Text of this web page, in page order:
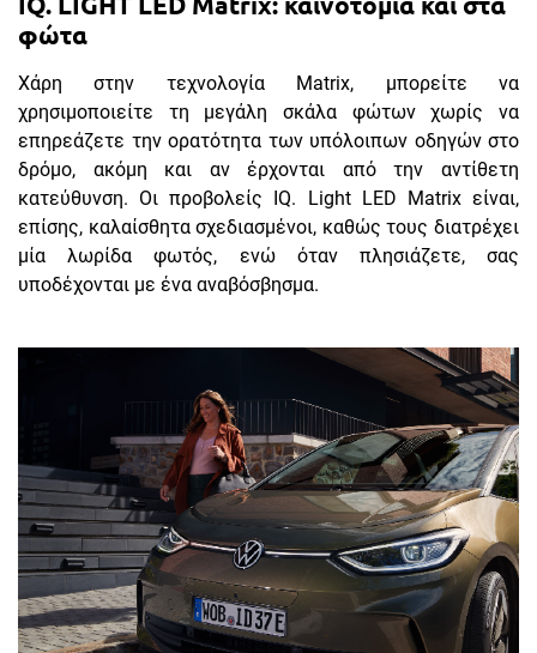
φώτα
Χάρη στην τεχνολογία Matrix, μπορείτε να
χρησιμοποιείτε τη μεγάλη σκάλα φώτων χωρίς να
επηρεάζετε την ορατότητα των υπόλοιπων οδηγών στο
δρόμο, ακόμη και αν έρχονται από την αντίθετη
κατεύθυνση. Οι προβολείς IQ. Light LED Matrix είναι,
επίσης, καλαίσθητα σχεδιασμένοι, καθώς τους διατρέχει
μία λωρίδα φωτός, ενώ όταν πλησιάζετε, σας
υποδέχονται με ένα αναβόσβησμα.